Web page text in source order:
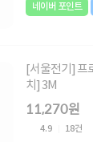
네이버 포인트
[서울전기] 프
치] 3M
11,270원
4.9 18건